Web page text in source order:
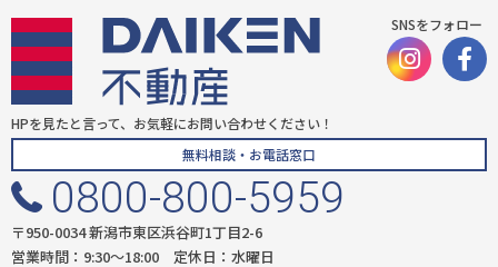
SNSをフォロー
HPを見たと言って、お気軽にお問い合わせください！
無料相談・お電話窓口
0800-800-5959
〒950-0034 新潟市東区浜谷町1丁目2-6
営業時間：9:30〜18:00 定休日：水曜日